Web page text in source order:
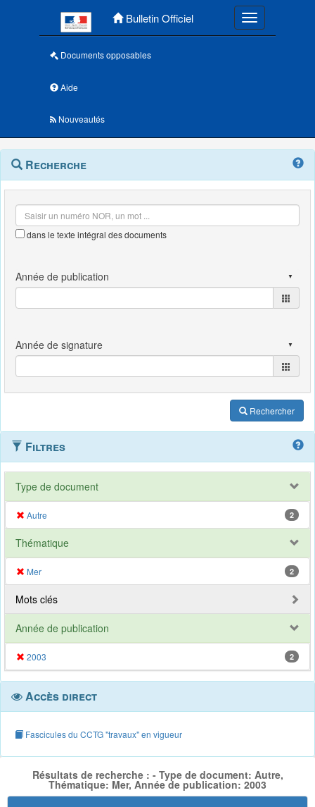
Bulletin Officiel Toggle
Documents opposables
Aide
Nouveautés
Navigation
outils
Menu
contextuel
Recherche
dans le texte intégral des documents
Rechercher
Filtres
Type de document
Autre 2
Thématique
Mer 2
Mots clés
Année de publication
2003 2
Accès direct
Fascicules du CCTG "travaux" en vigueur
Résultats de recherche : - Type de document: Autre,
Thématique: Mer, Année de publication: 2003